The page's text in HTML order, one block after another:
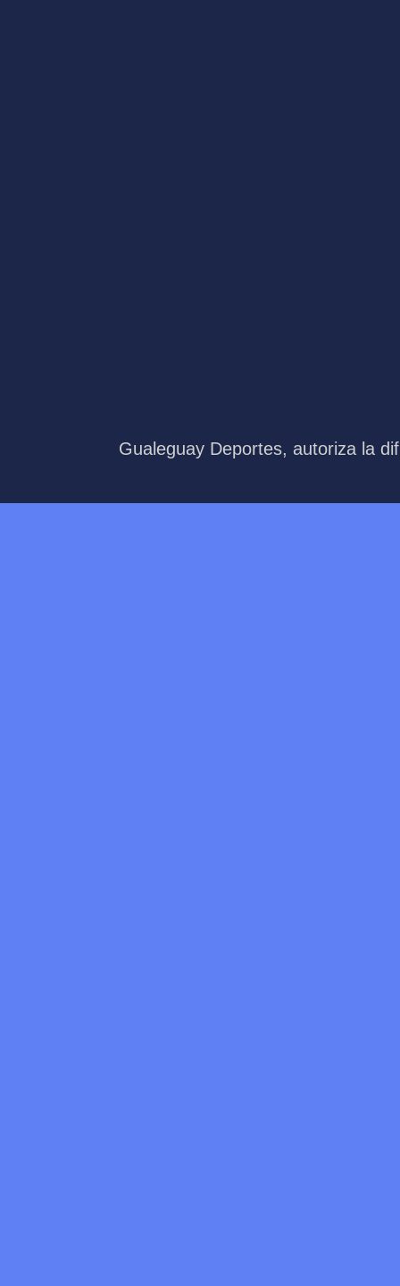
Gualeguay Deportes, autoriza la